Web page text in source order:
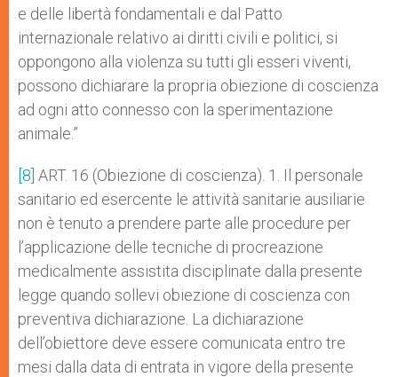
e delle libertà fondamentali e dal Patto
internazionale relativo ai diritti civili e politici, si
oppongono alla violenza su tutti gli esseri viventi,
possono dichiarare la propria obiezione di coscienza
ad ogni atto connesso con la sperimentazione
animale.”
[8] ART. 16 (Obiezione di coscienza). 1. Il personale
sanitario ed esercente le attività sanitarie ausiliarie
non è tenuto a prendere parte alle procedure per
l’applicazione delle tecniche di procreazione
medicalmente assistita disciplinate dalla presente
legge quando sollevi obiezione di coscienza con
preventiva dichiarazione. La dichiarazione
dell’obiettore deve essere comunicata entro tre
mesi dalla data di entrata in vigore della presente